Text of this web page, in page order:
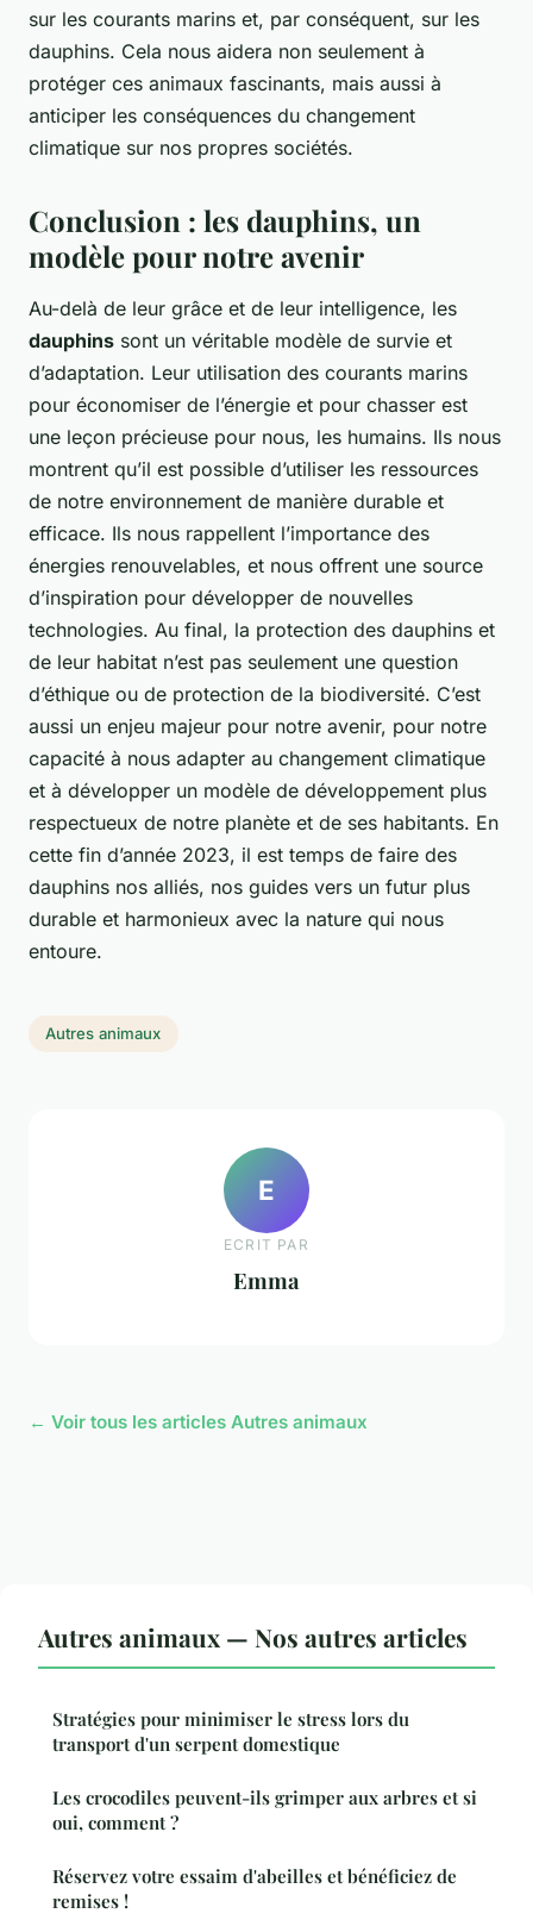
sur les courants marins et, par conséquent, sur les
dauphins. Cela nous aidera non seulement à
protéger ces animaux fascinants, mais aussi à
anticiper les conséquences du changement
climatique sur nos propres sociétés.
Conclusion : les dauphins, un
modèle pour notre avenir
Au-delà de leur grâce et de leur intelligence, les
dauphins sont un véritable modèle de survie et
d’adaptation. Leur utilisation des courants marins
pour économiser de l’énergie et pour chasser est
une leçon précieuse pour nous, les humains. Ils nous
montrent qu’il est possible d’utiliser les ressources
de notre environnement de manière durable et
efficace. Ils nous rappellent l’importance des
énergies renouvelables, et nous offrent une source
d’inspiration pour développer de nouvelles
technologies. Au final, la protection des dauphins et
de leur habitat n’est pas seulement une question
d’éthique ou de protection de la biodiversité. C’est
aussi un enjeu majeur pour notre avenir, pour notre
capacité à nous adapter au changement climatique
et à développer un modèle de développement plus
respectueux de notre planète et de ses habitants. En
cette fin d’année 2023, il est temps de faire des
dauphins nos alliés, nos guides vers un futur plus
durable et harmonieux avec la nature qui nous
entoure.
Autres animaux
E
ECRIT PAR
Emma
← Voir tous les articles Autres animaux
Autres animaux — Nos autres articles
Stratégies pour minimiser le stress lors du
transport d'un serpent domestique
Les crocodiles peuvent-ils grimper aux arbres et si
oui, comment ?
Réservez votre essaim d'abeilles et bénéficiez de
remises !